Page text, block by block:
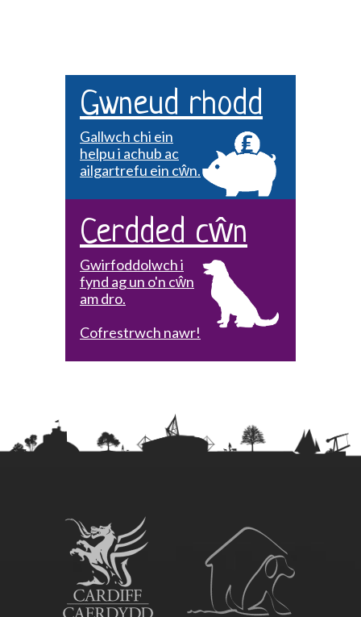
Gwneud rhodd
Gallwch chi ein
helpu i achub ac
ailgartrefu ein cŵn.
Cerdded cŵn
Gwirfoddolwch i
fynd ag un o'n cŵn
am dro.
Cofrestrwch nawr!